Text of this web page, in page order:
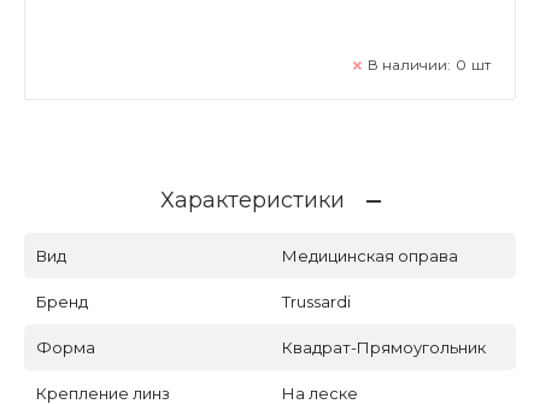
В наличии: 0 шт
Характеристики
Вид Медицинская оправа
Бренд Trussardi
Форма Квадрат-Прямоугольник
Крепление линз На леске